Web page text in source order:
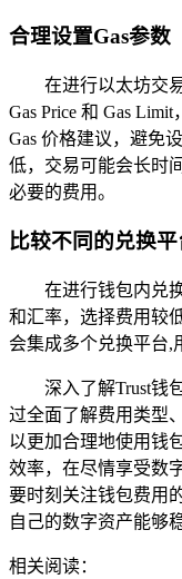
合理设置Gas参数
在进行以太坊交
Gas Price 和 Gas
Gas 价格建议，避免
低，交易可能会长时
必要的费用。
比较不同的兑换平
在进行钱包内兑
和汇率，选择费用较
会集成多个兑换平台,
深入了解Trust钱
过全面了解费用类型
以更加合理地使用钱
效率，在尽情享受数
要时刻关注钱包费用
自己的数字资产能够
相关阅读：